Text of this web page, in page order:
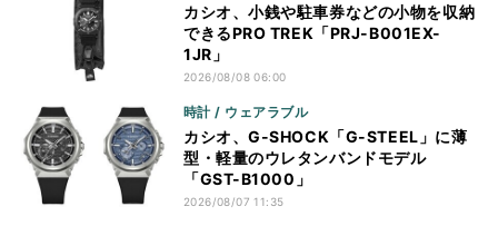
カシオ、小銭や駐車券などの小物を収納
できるPRO TREK「PRJ-B001EX-
1JR」
2026/08/08 06:00
時計 / ウェアラブル
カシオ、G-SHOCK「G-STEEL」に薄
型・軽量のウレタンバンドモデル
「GST-B1000」
2026/08/07 11:35